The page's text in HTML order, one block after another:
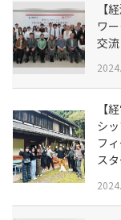
【
ワ
交
【
シ
フ
ス